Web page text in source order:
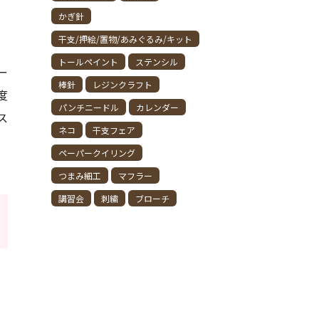
かぎ針
干支/押絵/置物/あみぐるみ/キット
トールペイント
ステンシル
棒針
レジンクラフト
パンチニードル
カレンダー
ネコ
干支フェア
ペーパークイリング
つまみ細工
マフラー
講習会
刺繍 ブローチ